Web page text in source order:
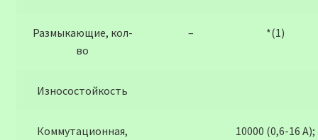
Размыкающие, кол-
во
– *(1)
Износостойкость
Коммутационная,
10000 (0,6-16 А);